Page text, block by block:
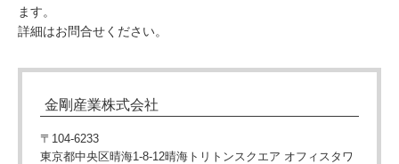
ます。
詳細はお問合せください。
金剛産業株式会社
〒104-6233
東京都中央区晴海1-8-12晴海トリトンスクエア オフィスタワ